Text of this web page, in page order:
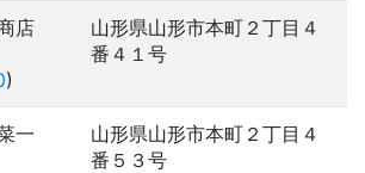
店
)
山形県山形市本町２丁目４
番４１号
一
山形県山形市本町２丁目４
番５３号